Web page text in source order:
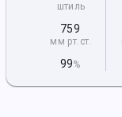
штиль
759
мм рт.ст.
99%